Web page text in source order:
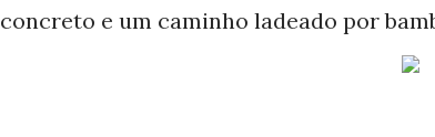
concreto e um caminho ladeado por